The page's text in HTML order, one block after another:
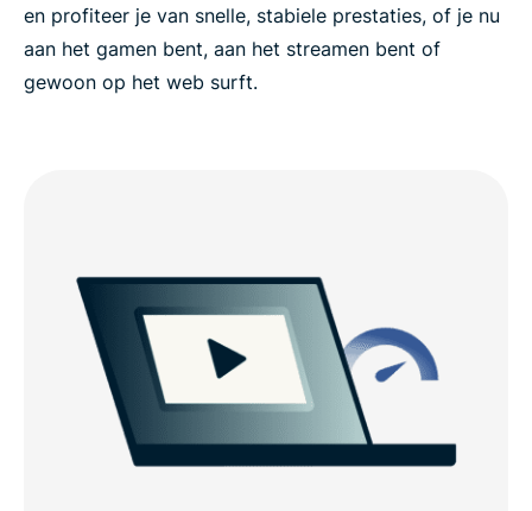
en profiteer je van snelle, stabiele prestaties, of je nu
aan het gamen bent, aan het streamen bent of
gewoon op het web surft.